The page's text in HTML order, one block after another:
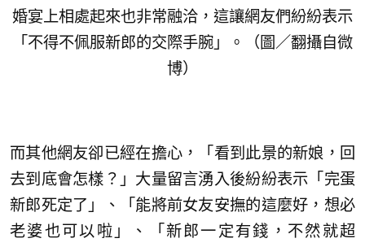
婚宴上相處起來也非常融洽，這讓網友們紛紛表示
「不得不佩服新郎的交際手腕」。（圖／翻攝自微
博）
而其他網友卻已經在擔心，「看到此景的新娘，回
去到底會怎樣？」大量留言湧入後紛紛表示「完蛋
新郎死定了」、「能將前女友安撫的這麼好，想必
老婆也可以啦」、「新郎一定有錢，不然就超